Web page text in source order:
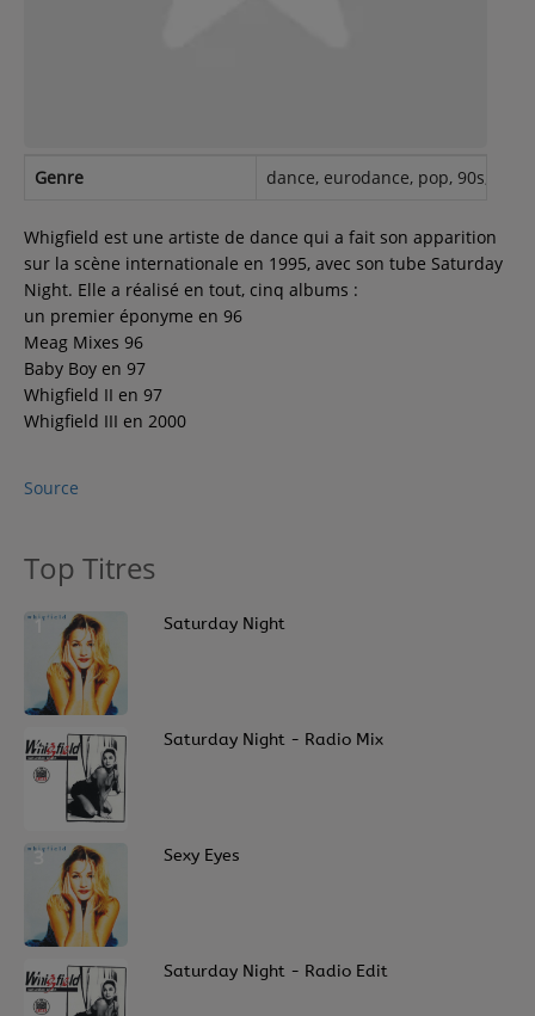
Recherche d'un titre
Genre dance, eurodance, pop, 90s,
Whigfield est une artiste de dance qui a fait son apparition
sur la scène internationale en 1995, avec son tube Saturday
Night. Elle a réalisé en tout, cinq albums :
un premier éponyme en 96
Meag Mixes 96
Baby Boy en 97
Whigfield II en 97
Whigfield III en 2000
Source
Top Titres
1 Saturday Night
2 Saturday Night - Radio Mix
3 Sexy Eyes
4 Saturday Night - Radio Edit